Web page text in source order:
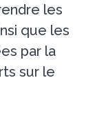
les
que les
par la
sur le